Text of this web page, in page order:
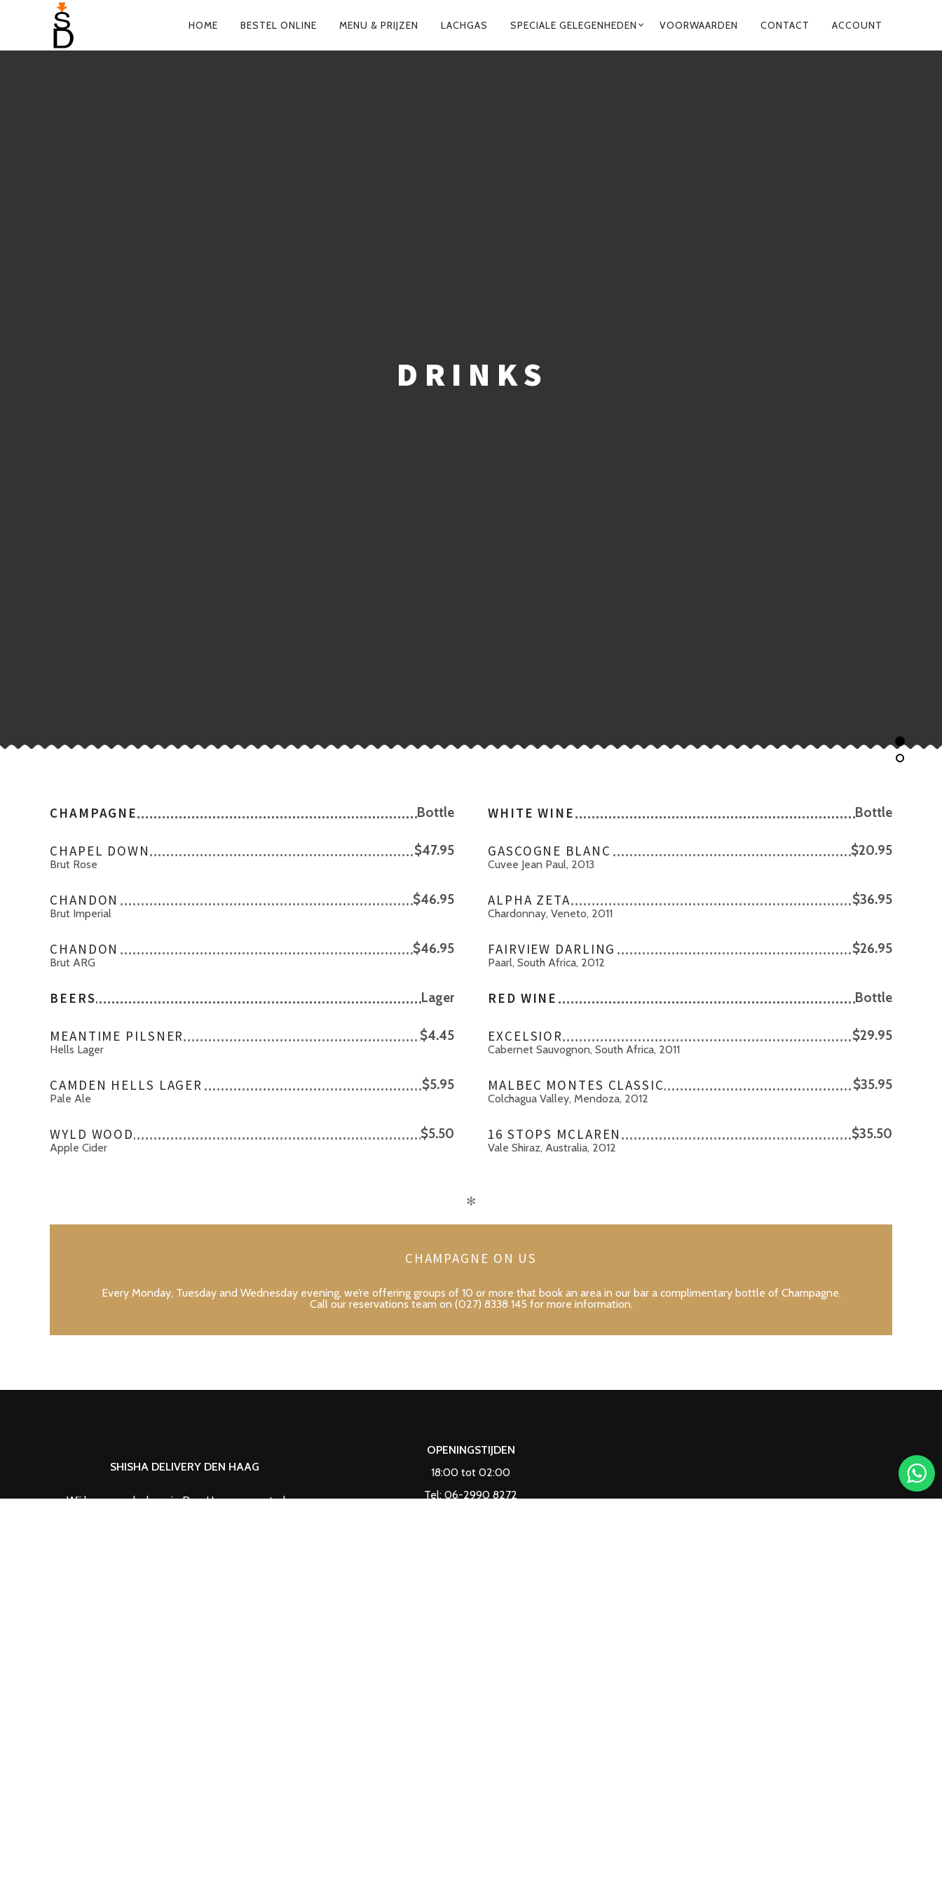
PRIMARY
HOME BESTEL ONLINE MENU & PRIJZEN LACHGAS SPECIALE GELEGENHEDEN VOORWAARDEN CONTACT ACCOUNT
DRINKS
CHAMPAGNE Bottle
CHAPEL DOWN
Brut Rose
$47.95
CHANDON
Brut Imperial
$46.95
CHANDON
Brut ARG
$46.95
BEERS Lager
MEANTIME PILSNER
Hells Lager
$4.45
CAMDEN HELLS LAGER
Pale Ale
$5.95
WYLD WOOD
Apple Cider
$5.50
WHITE WINE Bottle
GASCOGNE BLANC
Cuvee Jean Paul, 2013
$20.95
ALPHA ZETA
Chardonnay, Veneto, 2011
$36.95
FAIRVIEW DARLING
Paarl, South Africa, 2012
$26.95
RED WINE Bottle
EXCELSIOR
Cabernet Sauvognon, South Africa, 2011
$29.95
MALBEC MONTES CLASSIC
Colchagua Valley, Mendoza, 2012
$35.95
16 STOPS MCLAREN
Vale Shiraz, Australia, 2012
$35.50
✻
CHAMPAGNE ON US
Every Monday, Tuesday and Wednesday evening, we’re offering groups of 10 or more that book an area in our bar a complimentary bottle of Champagne.
Call our reservations team on (027) 8338 145 for more information.
SHISHA DELIVERY DEN HAAG
Wij bezorgen lachgas in Den Haag en omstreken.
OPENINGSTIJDEN
18:00 tot 02:00
Tel: 06-2990 8272